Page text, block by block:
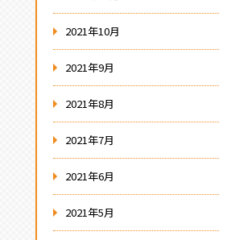
2021年10月
2021年9月
2021年8月
2021年7月
2021年6月
2021年5月